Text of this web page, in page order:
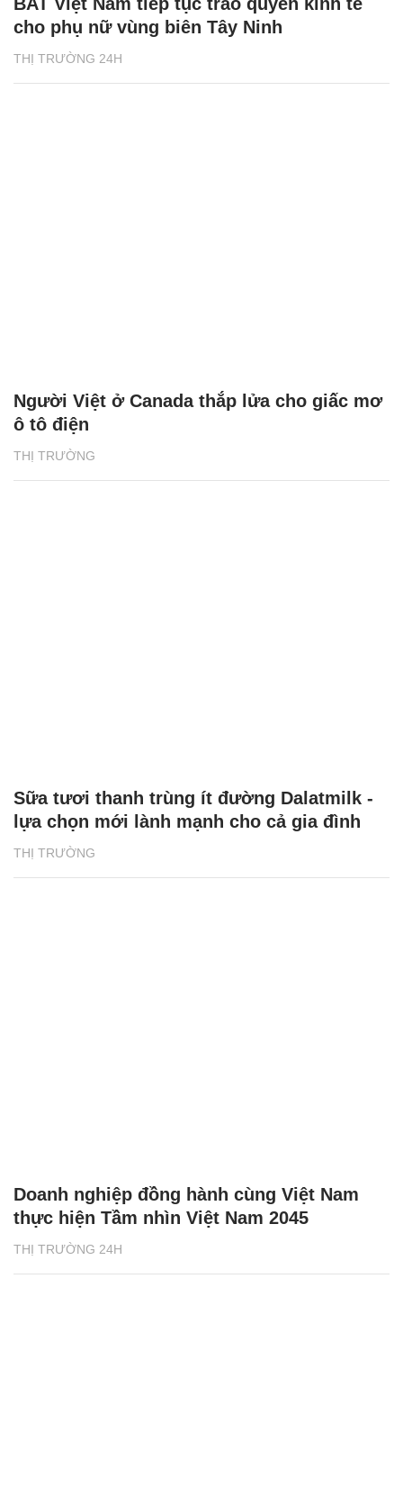
THỊ TRƯỜNG 24H
cho phụ nữ vùng biên Tây Ninh
THỊ TRƯỜNG
Người Việt ở Canada thắp lửa cho giấc mơ
ô tô điện
THỊ TRƯỜNG
Sữa tươi thanh trùng ít đường Dalatmilk -
lựa chọn mới lành mạnh cho cả gia đình
THỊ TRƯỜNG 24H
Doanh nghiệp đồng hành cùng Việt Nam
thực hiện Tầm nhìn Việt Nam 2045